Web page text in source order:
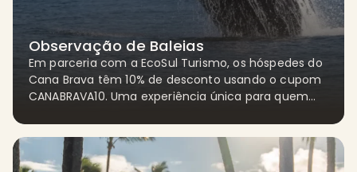
Observação de Baleias
Em parceria com a EcoSul Turismo, os hóspedes do
Cana Brava têm 10% de desconto usando o cupom
CANABRAVA10. Uma experiência única para quem